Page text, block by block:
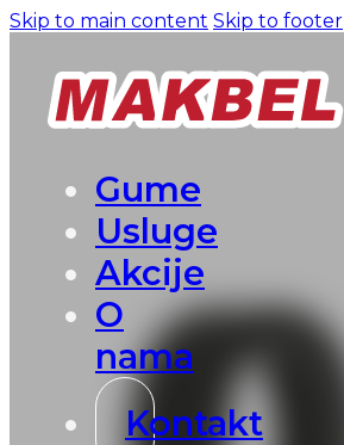
Skip to main content Skip to footer
Gume
Usluge
Akcije
O
nama
Kontakt